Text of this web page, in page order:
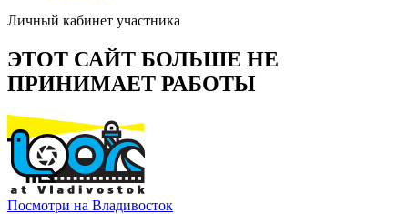
Личный кабинет участника
ЭТОТ САЙТ БОЛЬШЕ НЕ
ПРИНИМАЕТ РАБОТЫ
Посмотри на Владивосток